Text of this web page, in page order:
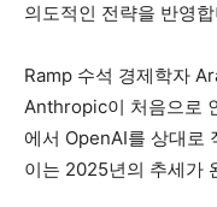
의도적인 전략을 반영
Ramp 수석 경제학자
Anthropic이 처음으로
에서 OpenAI를 상대로
이는 2025년의 추세가